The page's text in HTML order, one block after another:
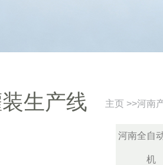
生产线 主页 >>河南
河南全自
机